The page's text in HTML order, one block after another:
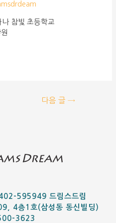
참빛 초등학교
다음 글→
595949 드림스드림
4층1호(삼성동 동신빌딩)
3623